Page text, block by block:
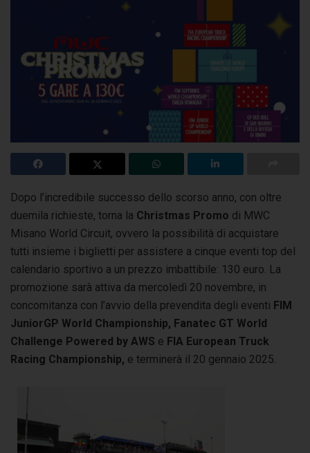
Dopo l’incredibile successo dello scorso anno, con oltre
duemila richieste, torna la Christmas Promo di MWC
Misano World Circuit, ovvero la possibilità di acquistare
tutti insieme i biglietti per assistere a cinque eventi top del
calendario sportivo a un prezzo imbattibile: 130 euro. La
promozione sarà attiva da mercoledì 20 novembre, in
concomitanza con l’avvio della prevendita degli eventi FIM
JuniorGP World Championship, Fanatec GT World
Challenge Powered by AWS e FIA European Truck
Racing Championship, e terminerà il 20 gennaio 2025.